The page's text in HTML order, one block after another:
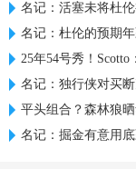
名记：活塞未将杜
名记：杜伦的预期
25年54号秀！
名记：独行侠对买断
平头组合？森林狼
名记：掘金有意用